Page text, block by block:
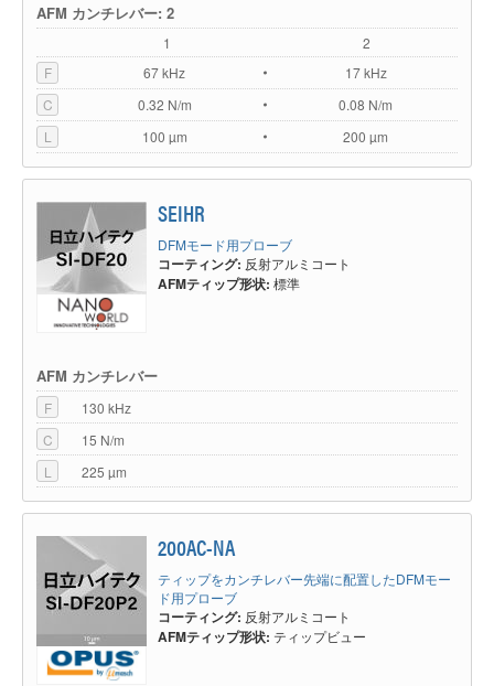
SI-DF3P2
240AC-NA OPUS™
FMR(溝無し)
NanoWorld®
SI-DF3F-PI / SI-DF3-R
Arrow-FM-
Iridium
NanoWorld®
SI-DF3FM
SI-DF3F-A2 / SI-DF3-
PPP-FMAu NANOSENSORS™
SI-DF3F-PI / SI-DF3-R
SI-DF40
SI-DF40P2
160AC-NA OPUS™
(溝無し)
SI-DF40H(Aspect 5:1)
SI-DF40H(Aspect
10:1)
AR10T-
NCHR
NANOSENSORS™
SI-DF40Plus PPP-NCHR NANOSENSORS™
AFM カンチレバー: 2
1
2
F
67 kHz
17 kHz
C
0.32 N/m
0.08 N/m
L
100 µm 200 µm
SEIHR
DFMモード用プローブ
コーティング: 反射アルミコート
AFMティップ形状: 標準
AFM カンチレバー
F
130 kHz
C
15 N/m
L
225 µm
200AC-NA
ティップをカンチレバー先端に配置したDFMモー
ド用プローブ
コーティング: 反射アルミコート
AFMティップ形状: ティップビュー